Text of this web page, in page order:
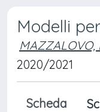
Modelli
MAZZALOVO,
2020/2021
Scheda